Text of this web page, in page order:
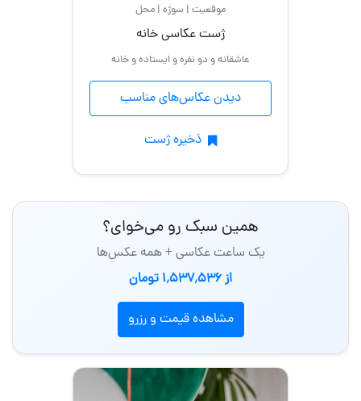
موقعیت | سوژه | محل
ژست عکاسی خانه
عاشقانه و دو نفره و ایستاده و خانه
دیدن عکاس‌های مناسب
ذخیره ژست
همین سبک رو می‌خوای؟
یک ساعت عکاسی + همه عکس‌ها
از 1٬537٬536 تومان
مشاهده قیمت و رزرو